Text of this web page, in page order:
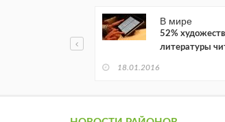
В мире
52%
литературы
18.01.2016